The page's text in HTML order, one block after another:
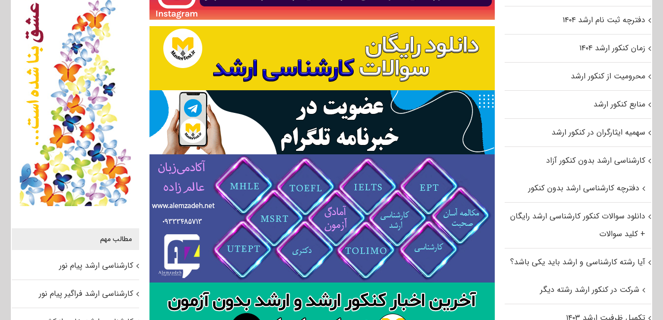
مطالب مهم
کارشناسی ارشد پیام نور
کارشناسی ارشد فراگیر پیام نور
دفترچه ثبت نام ارشد ۱۴۰۴
زمان کنکور ارشد ۱۴۰۴
محرومیت از کنکور ارشد
منابع کنکور ارشد
سهمیه ایثارگران در کنکور ارشد
کارشناسی ارشد بدون کنکور آزاد
دفترچه کارشناسی ارشد بدون کنکور
دانلود سوالات کنکور کارشناسی ارشد رایگان
+ کلید سوالات
آیا رشته کارشناسی و ارشد باید یکی باشد؟
شرکت در کنکور ارشد رشته دیگر